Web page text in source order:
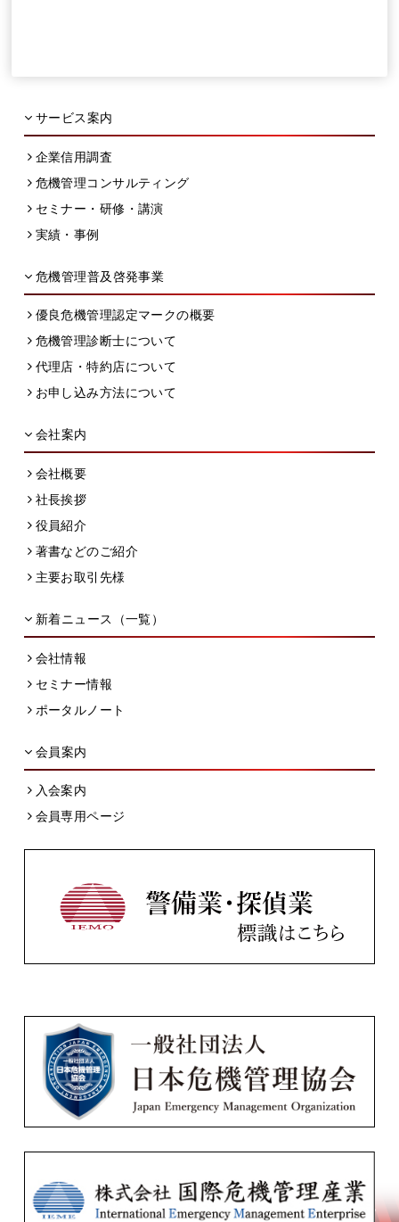
サービス案内
企業信用調査
危機管理コンサルティング
セミナー・研修・講演
実績・事例
危機管理普及啓発事業
優良危機管理認定マークの概要
危機管理診断士について
代理店・特約店について
お申し込み方法について
会社案内
会社概要
社長挨拶
役員紹介
著書などのご紹介
主要お取引先様
新着ニュース（一覧）
会社情報
セミナー情報
ポータルノート
会員案内
入会案内
会員専用ページ